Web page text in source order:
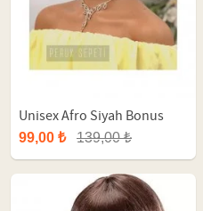
Unisex Afro Siyah Bonus
Parti Peruk
99,00 ₺ 139,00 ₺